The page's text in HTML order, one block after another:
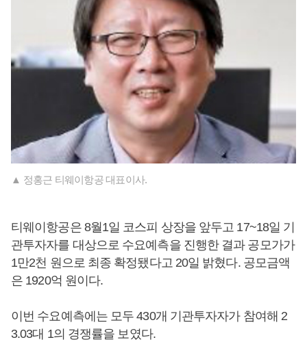
▲ 정홍근 티웨이항공 대표이사.
티웨이항공은 8월1일 코스피 상장을 앞두고 17~18일 기
관투자자를 대상으로 수요예측을 진행한 결과 공모가가
1만2천 원으로 최종 확정됐다고 20일 밝혔다. 공모금액
은 1920억 원이다.
이번 수요예측에는 모두 430개 기관투자자가 참여해 2
3.03대 1의 경쟁률을 보였다.